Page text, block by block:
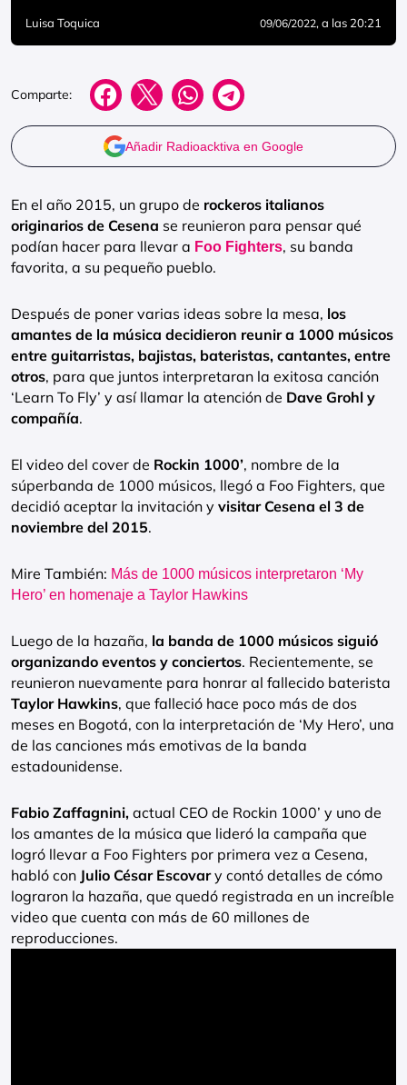
Luisa Toquica 09/06/2022, a las 20:21
Comparte:
Añadir Radioacktiva en Google
En el año 2015, un grupo de rockeros italianos
originarios de Cesena se reunieron para pensar qué
podían hacer para llevar a Foo Fighters, su banda
favorita, a su pequeño pueblo.
Después de poner varias ideas sobre la mesa, los
amantes de la música decidieron reunir a 1000 músicos
entre guitarristas, bajistas, bateristas, cantantes, entre
otros, para que juntos interpretaran la exitosa canción
‘Learn To Fly’ y así llamar la atención de Dave Grohl y
compañía.
El video del cover de Rockin 1000’, nombre de la
súperbanda de 1000 músicos, llegó a Foo Fighters, que
decidió aceptar la invitación y visitar Cesena el 3 de
noviembre del 2015.
Mire También: Más de 1000 músicos interpretaron ‘My
Hero’ en homenaje a Taylor Hawkins
Luego de la hazaña, la banda de 1000 músicos siguió
organizando eventos y conciertos. Recientemente, se
reunieron nuevamente para honrar al fallecido baterista
Taylor Hawkins, que falleció hace poco más de dos
meses en Bogotá, con la interpretación de ‘My Hero’, una
de las canciones más emotivas de la banda
estadounidense.
Fabio Zaffagnini, actual CEO de Rockin 1000’ y uno de
los amantes de la música que lideró la campaña que
logró llevar a Foo Fighters por primera vez a Cesena,
habló con Julio César Escovary contó detalles de cómo
lograron la hazaña, que quedó registrada en un increíble
video que cuenta con más de 60 millones de
reproducciones.